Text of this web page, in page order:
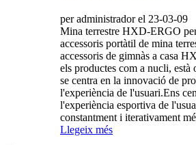
per administrador el 23-03-09
Mina terrestre HXD-ERGO
accessoris portàtil de mina
accessoris de gimnàs a casa
els productes com a nucli, està
se centra en la innovació de
l'experiència de l'usuari.Ens
l'experiència esportiva de
constantment i iterativament
Llegeix més